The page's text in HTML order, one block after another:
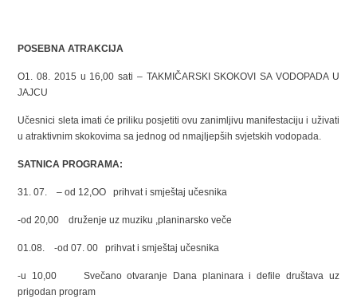
POSEBNA ATRAKCIJA
O1. 08. 2015 u 16,00 sati – TAKMIČARSKI SKOKOVI SA VODOPADA U
JAJCU
Učesnici sleta imati će priliku posjetiti ovu zanimljivu manifestaciju i uživati
u atraktivnim skokovima sa jednog od nmajljepših svjetskih vodopada.
SATNICA PROGRAMA:
31. 07. – od 12,OO prihvat i smještaj učesnika
-od 20,00 druženje uz muziku ,planinarsko veče
01.08. -od 07. 00 prihvat i smještaj učesnika
-u 10,00 Svečano otvaranje Dana planinara i defile društava uz
prigodan program